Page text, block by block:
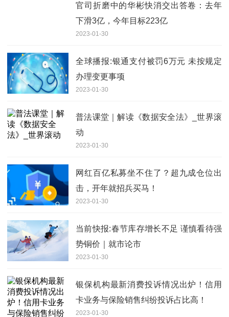
官司折磨中的华彬快消交出答卷：去年
下滑3亿，今年目标223亿
2023-01-30
全球播报:银通支付被罚6万元 未按规定
办理变更事项
2023-01-30
普法课堂｜解读《数据安全法》_世界滚
动
2023-01-30
网红百亿私募坐不住了？超九成仓位出
击，开年就招兵买马！
2023-01-30
当前快报:春节库存增长不足 谨慎看待强
势铜价｜就市论市
2023-01-30
银保机构最新消费投诉情况出炉！信用
卡业务与保险销售纠纷投诉占比高！
2023-01-30